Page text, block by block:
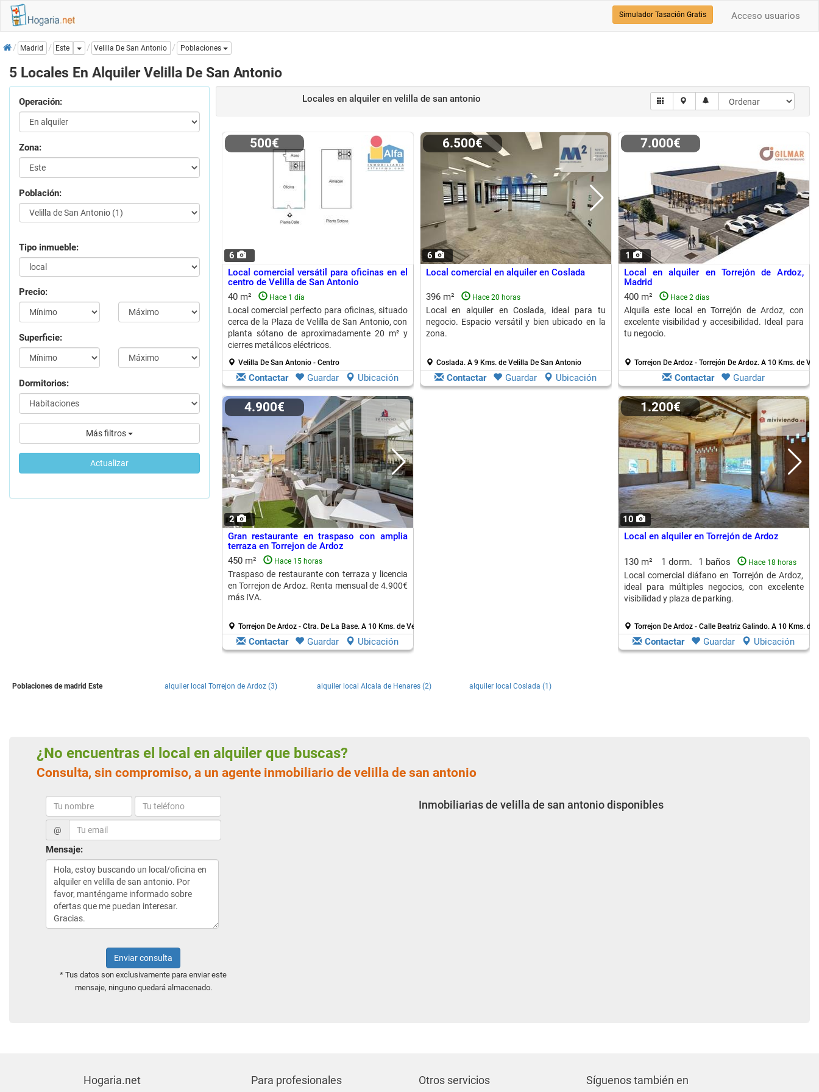
Acceso usuarios
Simulador Tasación Gratis
InicioMadrid Este Dropdown
Velilla De San Antonio Poblaciones
5 Locales En Alquiler Velilla De San Antonio
Operación:
Zona:
Población:
Tipo inmueble:
Precio:
Superficie:
Dormitorios:
Más filtros
Actualizar
Locales en alquileren velilla de san antonio
6
500€
Local comercial versátil para oficinas en el
centro de Velilla de San Antonio
40 m²
Hace 1 día
Local comercial perfecto para oficinas, situado
cerca de la Plaza de Velilla de San Antonio, con
planta sótano de aproximadamente 20 m² y
cierres metálicos eléctricos.
Velilla De San Antonio - Centro
Contactar Guardar Ubicación
6
6.500€
Local comercial en alquiler en Coslada
396 m² Hace 20 horas
Local en alquiler en Coslada, ideal para tu
negocio. Espacio versátil y bien ubicado en la
zona.
Coslada. A 9 Kms. de Velilla De San Antonio
Contactar Guardar Ubicación
1
7.000€
Local en alquiler en Torrejón de Ardoz,
Madrid
400 m²
Hace 2 días
Alquila este local en Torrejón de Ardoz, con
excelente visibilidad y accesibilidad. Ideal para
tu negocio.
Torrejon De Ardoz - Torrejón De Ardoz. A 10 Kms. de
Contactar Guardar
2
4.900€
Gran restaurante en traspaso con amplia
terraza en Torrejon de Ardoz
450 m²
Hace 15 horas
Traspaso de restaurante con terraza y licencia
en Torrejon de Ardoz. Renta mensual de 4.900€
más IVA.
Torrejon De Ardoz - Ctra. De La Base. A 10 Kms. de Velilla De San Antonio
Contactar Guardar Ubicación
10
1.200€
Local en alquiler en Torrejón de Ardoz
130 m² 1 dorm. 1 baños Hace 18 horas
Local comercial diáfano en Torrejón de Ardoz,
ideal para múltiples negocios, con excelente
visibilidad y plaza de parking.
Torrejon De Ardoz - Calle Beatriz Galindo. A 10 Kms. de
Contactar Guardar Ubicación
Poblaciones de madrid Este alquiler local Torrejon de Ardoz (3) alquiler local Alcala de Henares (2) alquiler local Coslada (1)
¿No encuentras el local en alquiler que buscas?
Consulta, sin compromiso, a un agente inmobiliario de velilla de san antonio
@
Mensaje:
Enviar consulta
* Tus datos son exclusivamente para enviar este
mensaje, ninguno quedará almacenado.
Inmobiliarias de velilla de san antonio disponibles
Hogaria.net Para profesionales Otros servicios Síguenos también en